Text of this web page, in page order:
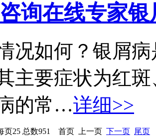
询在线专家银
况如何？银屑
主要症状为红
的常…详细>>
页25 总数951 首页 上一页 下一页 尾页